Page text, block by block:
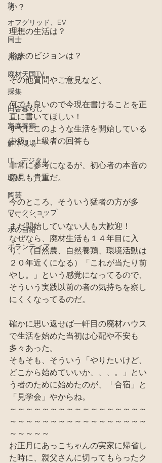
旅
オフグリッド、EV
同士
お店
廃材天国TV
採集
田舎暮らし
家庭養鶏
解体現場
IT、デジタル
取材
陶芸
ワークショップ
水の自給
ボランティア
か？
理想の生活は？
将来のビジョンは？
その他質問やご意見など、
何でも良いので今現在書けることを正
直に書いてほしい！
すでにこのような生活を開始している
中級、上級者の回答も
非常に参考になるが、初心者の本音の
意見も貴重だ。
今のところ、そういう猛者の方が多
い、、、。
まだ開始していない人も大歓迎！
なぜなら、廃材生活も１４年目に入
り、（自然農、自然養鶏、環境活動は
２０年近くになる）「これが当たり前
やし。」という感覚になってるので、
そういう実践以前の者の気持ちを察し
にくくなってるのだ。
確かに思い返せば一軒目の廃材ハウス
で生活を始めた当初は心配や不安も
多々あった。
そもそも、そういう「やりたいけど、
どこから始めていいか、、、。」とい
う者のために始めたのが、「合宿」と
「見学会」やからね。
～～～～～～～～～～～～～～～～～
～～～～～～～～～～～～～～～～～
～～～～～
お正月にあっこちゃんの実家に帰省し
た時に、親父さんに切ってもらったク